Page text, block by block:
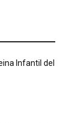
Infantil del